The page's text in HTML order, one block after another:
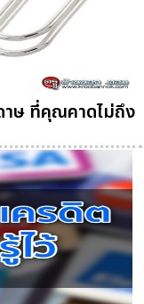
าษ ที่คุณคาดไม่ถึง